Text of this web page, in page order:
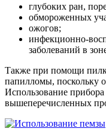
глубоких ран,
обмороженных
ожогов;
инфекционно-
заболеваний в
Также при помощи
папилломы, поскольку
Использование
вышеперечисленных